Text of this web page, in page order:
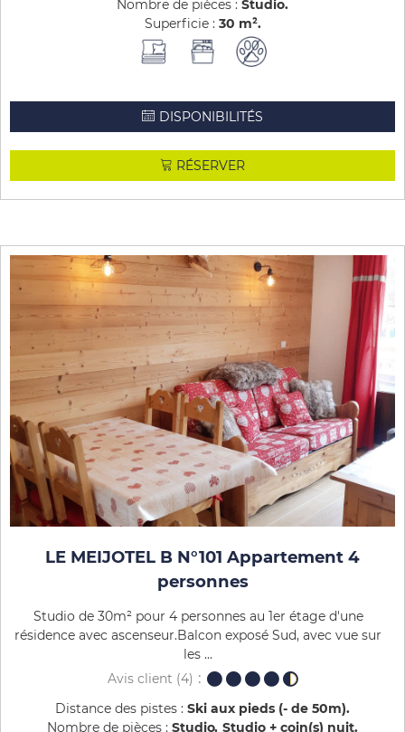
Nombre de pièces : Studio
Superficie : 30 m²
DISPONIBILITÉS
RÉSERVER
LE MEIJOTEL B N°101 Appartement 4
personnes
Studio de 30m² pour 4 personnes au 1er étage d'une
résidence avec ascenseur.Balcon exposé Sud, avec vue sur
les ...
Avis client (4)
Distance des pistes : Ski aux pieds (- de 50m)
Nombre de pièces : Studio Studio + coin(s) nuit